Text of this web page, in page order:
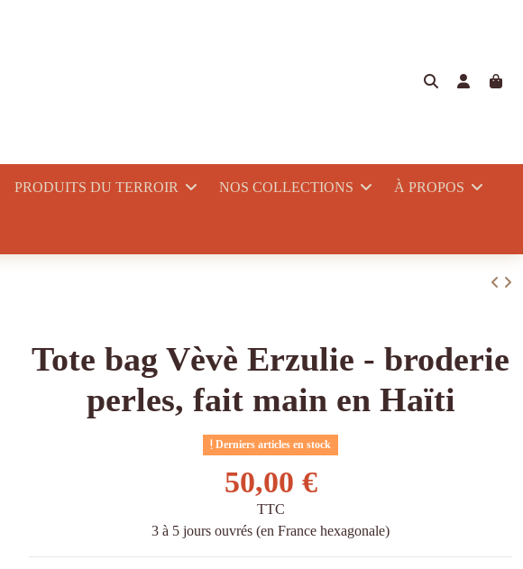
PRODUITS DU TERROIR NOS COLLECTIONS À PROPOS
Tote bag Vèvè Erzulie - broderie
perles, fait main en Haïti
Derniers articles en stock
50,00 €
TTC
3 à 5 jours ouvrés (en France hexagonale)